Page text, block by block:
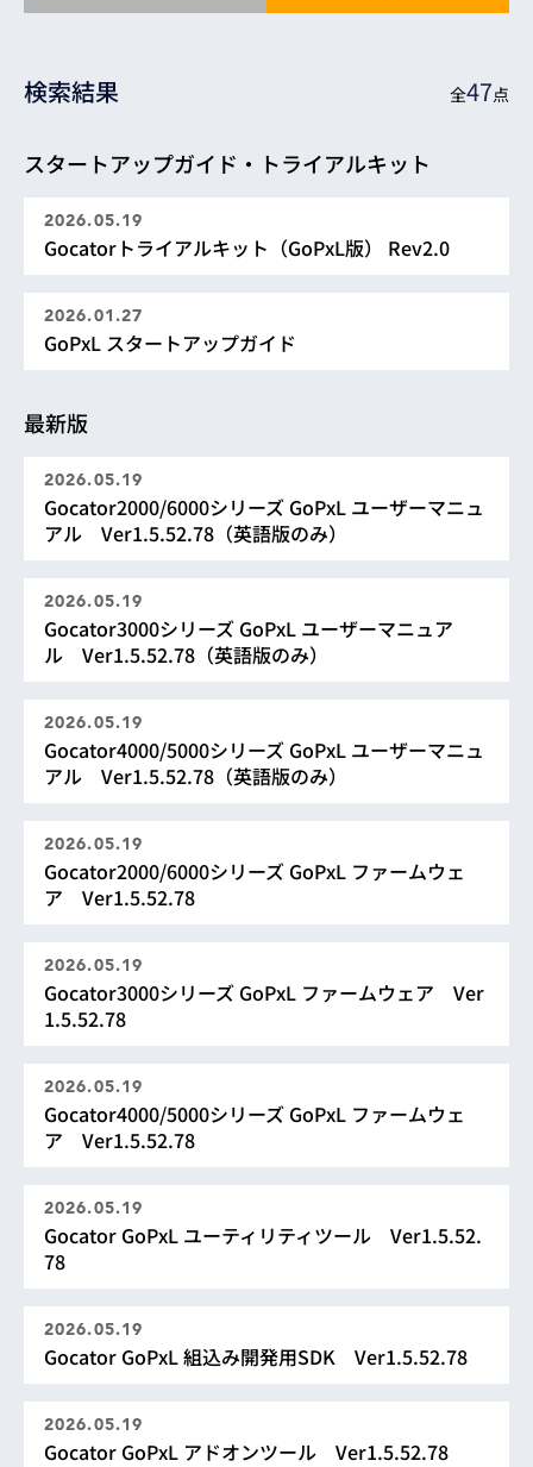
1.2
1.0
検索結果 全47点
スタートアップガイド・トライアルキット
2026.05.19
Gocatorトライアルキット（GoPxL版） Rev2.0
2026.01.27
GoPxL スタートアップガイド
最新版
2026.05.19
Gocator2000/6000シリーズ GoPxL ユーザーマニュ
アル Ver1.5.52.78（英語版のみ）
2026.05.19
Gocator3000シリーズ GoPxL ユーザーマニュア
ル Ver1.5.52.78（英語版のみ）
2026.05.19
Gocator4000/5000シリーズ GoPxL ユーザーマニュ
アル Ver1.5.52.78（英語版のみ）
2026.05.19
Gocator2000/6000シリーズ GoPxL ファームウェ
ア Ver1.5.52.78
2026.05.19
Gocator3000シリーズ GoPxL ファームウェア Ver
1.5.52.78
2026.05.19
Gocator4000/5000シリーズ GoPxL ファームウェ
ア Ver1.5.52.78
2026.05.19
Gocator GoPxL ユーティリティツール Ver1.5.52.
78
2026.05.19
Gocator GoPxL 組込み開発用SDK Ver1.5.52.78
2026.05.19
Gocator GoPxL アドオンツール Ver1.5.52.78